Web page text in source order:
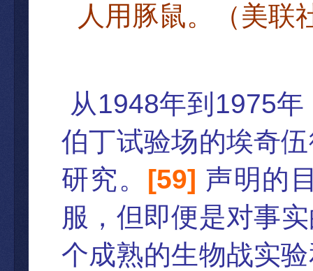
人用豚鼠。（美联
从1948年到 1975年
伯丁试验场的埃奇
研究。 [59] 声明的
服，但即便是对事
个成熟的生物战实